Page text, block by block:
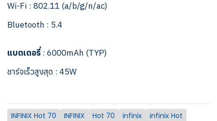
Wi-Fi : 802.11 (a/b/g/n/ac)
Bluetooth : 5.4
แบตเตอรี่ : 6000mAh (TYP)
ชาร์จเร็วสูงสุด : 45W
INFINIX Hot 70 INFINIX Hot 70 infinix
infinix Hot